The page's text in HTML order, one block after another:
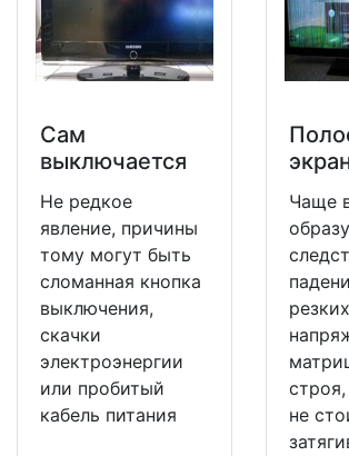
Сам
выключается
Не редкое
явление, причины
тому могут быть
сломанная кнопка
выключения,
скачки
электроэнергии
или пробитый
кабель питания
Чаще
не